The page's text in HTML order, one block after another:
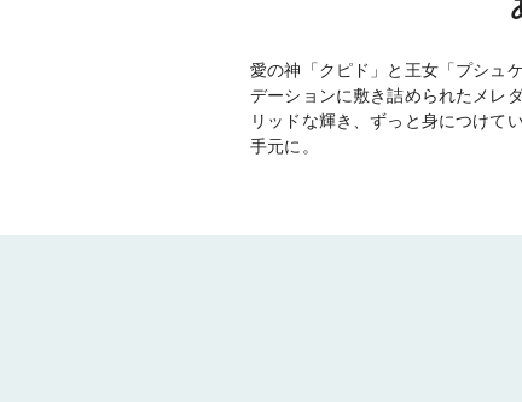
愛の神「クピド」と王女「プシュ
デーションに敷き詰められたメレ
リッドな輝き、ずっと身につけて
手元に。